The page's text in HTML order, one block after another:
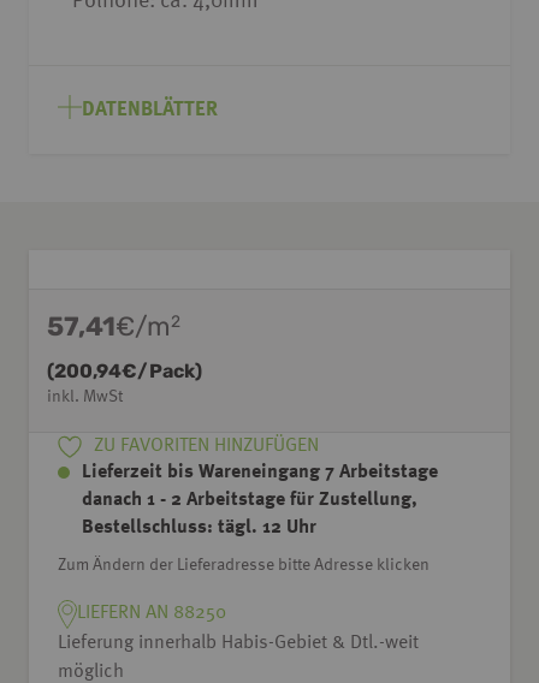
DATENBLÄTTER
57,41€/m2
(200,94€/Pack)
inkl. MwSt
ZU FAVORITEN HINZUFÜGEN
Lieferzeit bis Wareneingang 7 Arbeitstage
danach 1 - 2 Arbeitstage für Zustellung,
Bestellschluss: tägl. 12 Uhr
Zum Ändern der Lieferadresse bitte Adresse klicken
LIEFERN AN 88250
Lieferung innerhalb Habis-Gebiet & Dtl.-weit
möglich